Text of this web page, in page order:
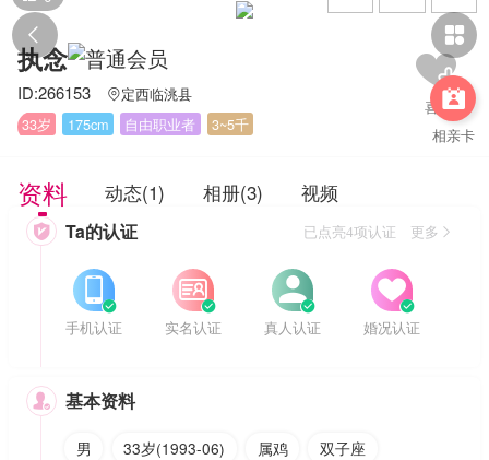
 

相亲卡
执念
ID:266153 定西临洮县
33岁
175cm 自由职业者 3~5千
资料 动态(1) 相册(3) 视频
 Ta的认证 已点亮4项认证 更多


手机认证


实名认证


真人认证


婚况认证
 基本资料
男 33岁(1993-06) 属鸡
双子座